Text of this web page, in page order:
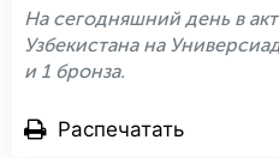
На сегодняшний день в
Узбекистана на
и 1 бронза.
Распечатать